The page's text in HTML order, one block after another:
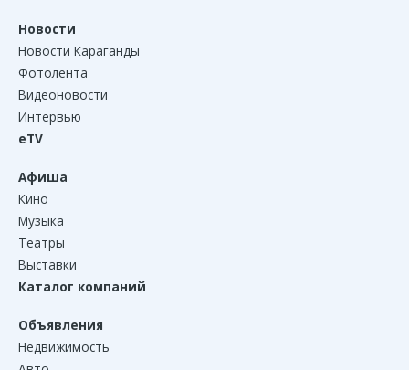
Новости
Новости Караганды
Фотолента
Видеоновости
Интервью
eTV
Афиша
Кино
Музыка
Театры
Выставки
Каталог компаний
Объявления
Недвижимость